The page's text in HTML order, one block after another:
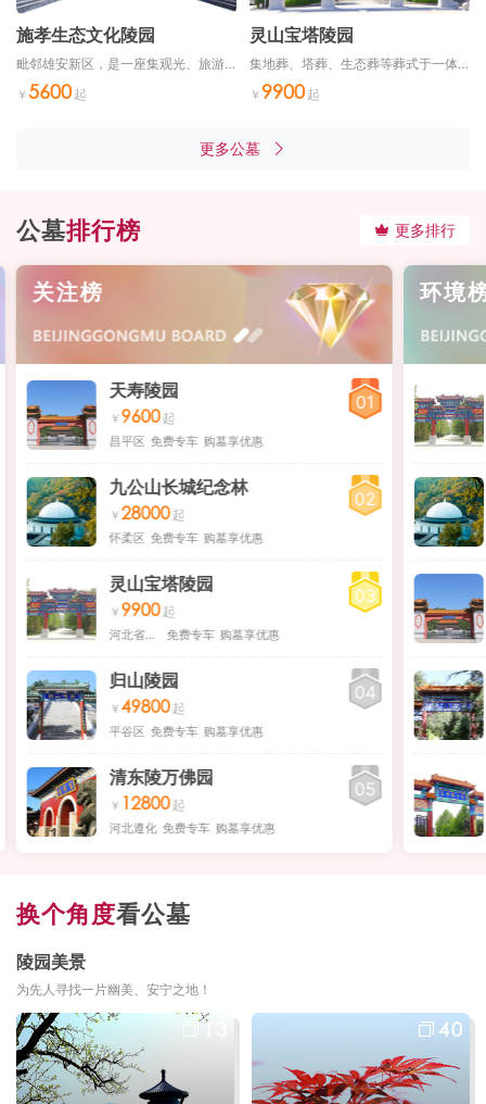
施孝生态文化陵园
毗邻雄安新区，是一座集观光、旅游、休闲、祭祀于一体的生态文化陵园
5600
灵山宝塔陵园
集地葬、塔葬、生态葬等葬式于一体，可为不同信仰、不同文化、不同需求的客户提供服务
9900
更多公墓
公墓排行榜 更多排行
关注榜
01
天寿陵园
9600
昌平区 免费专车 购墓享优惠
02
九公山长城纪念林
28000
怀柔区 免费专车 购墓享优惠
03
灵山宝塔陵园
9900
河北省三河市 免费专车 购墓享优惠
04
归山陵园
49800
平谷区 免费专车 购墓享优惠
05
清东陵万佛园
12800
河北遵化 免费专车 购墓享优惠
环境
换个角度看公墓
陵园美景
为先人寻找一片幽美、安宁之地！
13 40